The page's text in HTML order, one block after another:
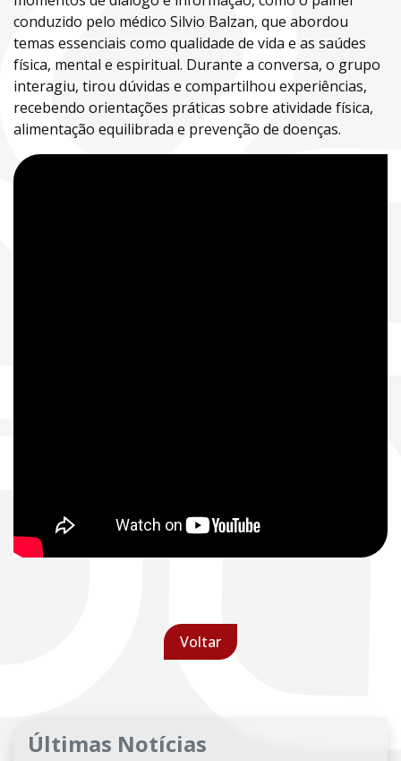
conduzido pelo médico Silvio Balzan, que abordou
temas essenciais como qualidade de vida e as saúdes
física, mental e espiritual. Durante a conversa, o grupo
interagiu, tirou dúvidas e compartilhou experiências,
recebendo orientações práticas sobre atividade física,
alimentação equilibrada e prevenção de doenças.
Voltar
Últimas Notícias